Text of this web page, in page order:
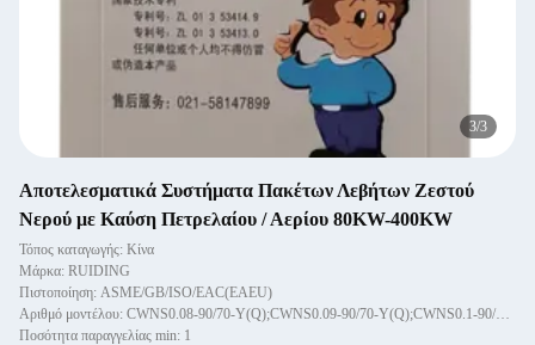
1/3
Αποτελεσματικά Συστήματα Πακέτων Λεβήτων Ζεστού
Νερού με Καύση Πετρελαίου / Αερίου 80KW-400KW
Τόπος καταγωγής: Κίνα
Μάρκα: RUIDING
Πιστοποίηση: ASME/GB/ISO/EAC(EAEU)
Αριθμό μοντέλου: CWNS0.08-90/70-Y(Q);CWNS0.09-90/70-Y(Q);CWNS0.1-90/70-Y(Q);CWNS0.12-90/70-Y(Q);CWNS0.15-90/70-Y(Q );
Ποσότητα παραγγελίας min: 1